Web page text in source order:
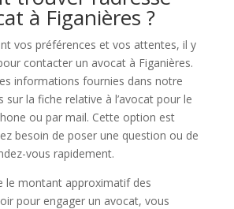
à Figanières ?
vos préférences et vos attentes, il y
contacter un avocat à Figanières.
informations fournies dans notre
sur la fiche relative à l’avocat pour le
ou par mail. Cette option est
besoin de poser une question ou de
vous rapidement.
le montant approximatif des
pour engager un avocat, vous